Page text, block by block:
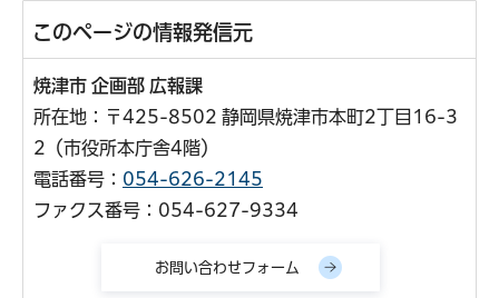
このページの情報発信元
焼津市 企画部 広報課
所在地：〒425-8502 静岡県焼津市本町2丁目16-3
2（市役所本庁舎4階）
電話番号： 054-626-2145
ファクス番号：054-627-9334